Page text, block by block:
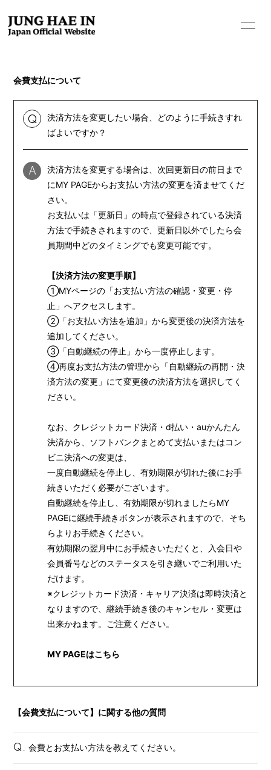
INFORMATION
PROFILE
BIOGRAPHY
MOVIE
STORE
会費支払について
Q
決済方法を変更したい場合、どのように手続きすれ
ばよいですか？
A
決済方法を変更する場合は、次回更新日の前日まで
にMY PAGEからお支払い方法の変更を済ませてくだ
さい。
お支払いは「更新日」の時点で登録されている決済
方法で手続きされますので、更新日以外でしたら会
員期間中どのタイミングでも変更可能です。
【決済方法の変更手順】
①MYページの「お支払い方法の確認・変更・停
止」へアクセスします。
②「お支払い方法を追加」から変更後の決済方法を
追加してください。
③「自動継続の停止」から一度停止します。
④再度お支払方法の管理から「自動継続の再開・決
済方法の変更」にて変更後の決済方法を選択してく
ださい。
なお、クレジットカード決済・d払い・auかんたん
決済から、ソフトバンクまとめて支払いまたはコン
ビニ決済への変更は、
一度自動継続を停止し、有効期限が切れた後にお手
続きいただく必要がございます。
自動継続を停止し、有効期限が切れましたらMY
PAGEに継続手続きボタンが表示されますので、そち
らよりお手続きください。
有効期限の翌月中にお手続きいただくと、入会日や
会員番号などのステータスを引き継いでご利用いた
だけます。
※クレジットカード決済・キャリア決済は即時決済と
なりますので、継続手続き後のキャンセル・変更は
出来かねます。ご注意ください。
MY PAGEはこちら
【会費支払について】に関する他の質問
Q. 会費とお支払い方法を教えてください。